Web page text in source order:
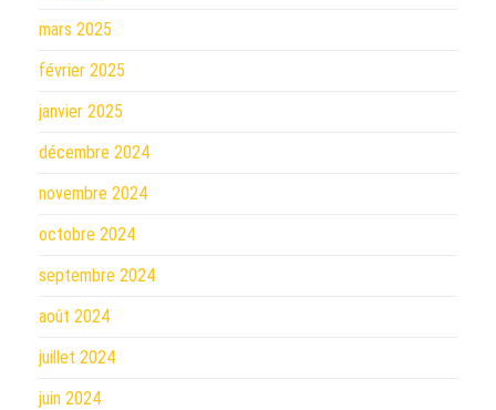
mars 2025
février 2025
janvier 2025
décembre 2024
novembre 2024
octobre 2024
septembre 2024
août 2024
juillet 2024
juin 2024